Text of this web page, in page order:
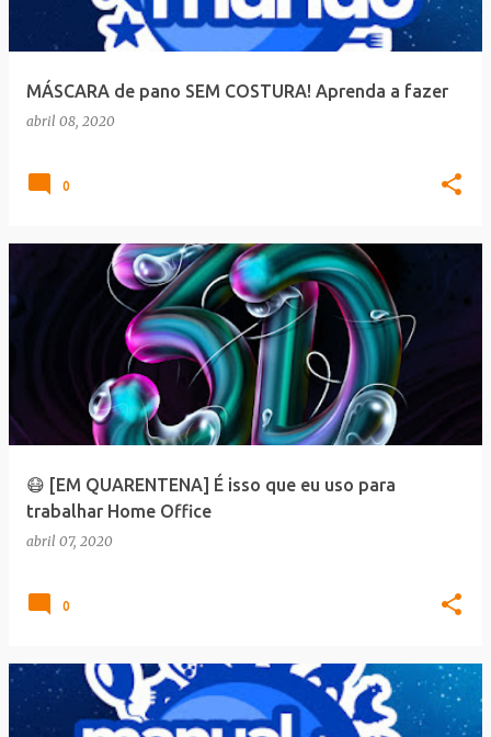
MÁSCARA de pano SEM COSTURA! Aprenda a fazer
abril 08, 2020
0
😷 [EM QUARENTENA] É isso que eu uso para
trabalhar Home Office
abril 07, 2020
0